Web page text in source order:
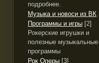
подробнее.
Музыка и новоси из ВК
Программы и игры [2]
Рокерские игрушки и
полезные музыкальные
программы
Рок Оперы [3]